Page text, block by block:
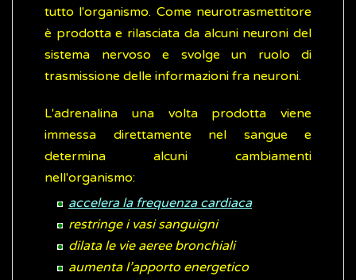
tutto l'organismo. Come neurotrasmettitore
è prodotta e rilasciata da alcuni neuroni del
sistema nervoso e svolge un ruolo di
trasmissione delle informazioni fra neuroni.
L'adrenalina una volta prodotta viene
immessa direttamente nel sangue e
determina alcuni cambiamenti
nell'organismo:
accelera la frequenza cardiaca
restringe i vasi sanguigni
dilata le vie aeree bronchiali
aumenta l’apporto energetico